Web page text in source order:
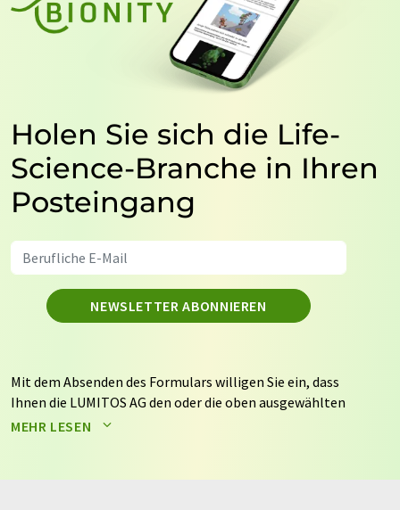
Holen Sie sich die Life-
Science-Branche in Ihren
Posteingang
NEWSLETTER ABONNIEREN
Mit dem Absenden des Formulars willigen Sie ein, dass
Ihnen die LUMITOS AG den oder die oben ausgewählten
Newsletter per E-Mail zusendet. Ihre Daten werden
auf Basis unsererDatenschutzerklärung. LUMITOS darf
MEHR LESEN